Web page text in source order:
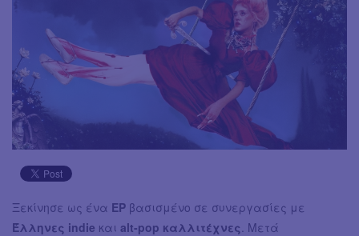
Ξεκίνησε ως ένα EP βασισμένο σε συνεργασίες με
Έλληνες indie και alt-pop καλλιτέχνες . Μετά